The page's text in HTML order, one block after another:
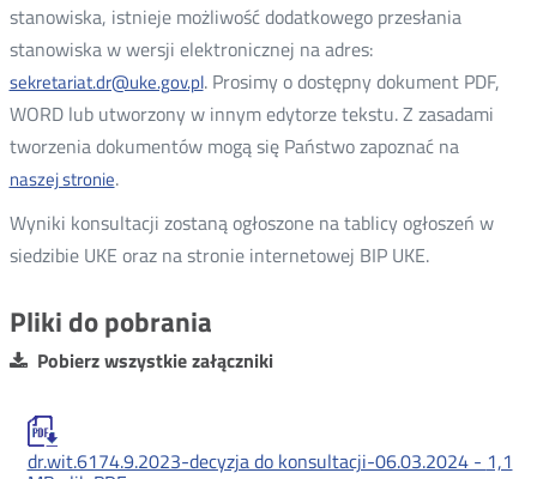
stanowiska, istnieje możliwość dodatkowego przesłania
stanowiska w wersji elektronicznej na adres:
sekretariat.dr@uke.gov.pl. Prosimy o dostępny dokument PDF,
WORD lub utworzony w innym edytorze tekstu. Z zasadami
tworzenia dokumentów mogą się Państwo zapoznać na
naszej stronie.
Wyniki konsultacji zostaną ogłoszone na tablicy ogłoszeń w
siedzibie UKE oraz na stronie internetowej BIP UKE.
Pliki do pobrania
Pobierz wszystkie załączniki
dr.wit.6174.9.2023-decyzja do konsultacji-06.03.2024 - 1,1